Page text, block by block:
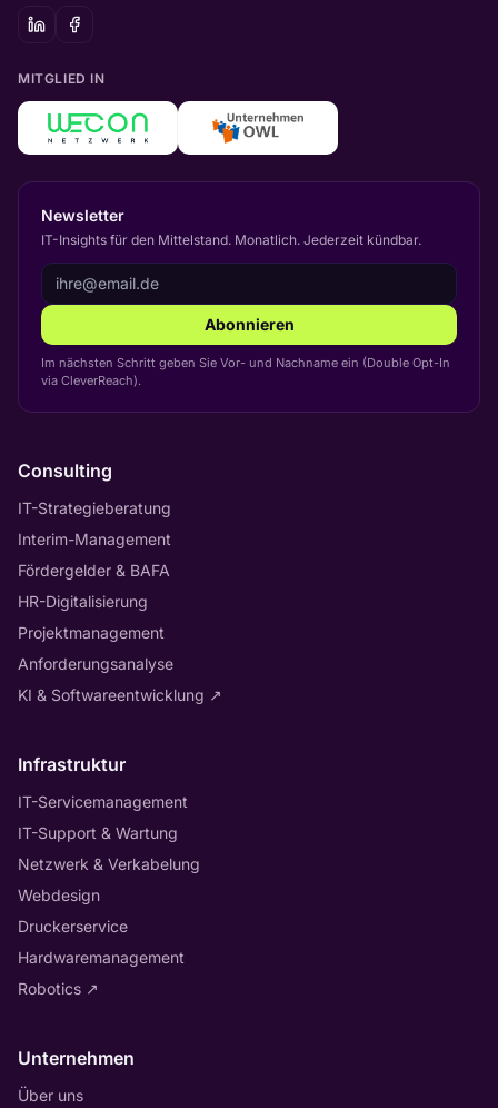
MITGLIED IN
Newsletter
IT-Insights für den Mittelstand. Monatlich. Jederzeit kündbar.
Abonnieren
Im nächsten Schritt geben Sie Vor- und Nachname ein (Double Opt-In
via CleverReach).
Consulting
IT-Strategieberatung
Interim-Management
Fördergelder & BAFA
HR-Digitalisierung
Projektmanagement
Anforderungsanalyse
KI & Softwareentwicklung ↗
Infrastruktur
IT-Servicemanagement
IT-Support & Wartung
Netzwerk & Verkabelung
Webdesign
Druckerservice
Hardwaremanagement
Robotics ↗
Unternehmen
Über uns